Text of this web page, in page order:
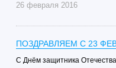
26 февраля 2016
ПОЗДРАВЛЯЕМ С 23
C Днём защитника